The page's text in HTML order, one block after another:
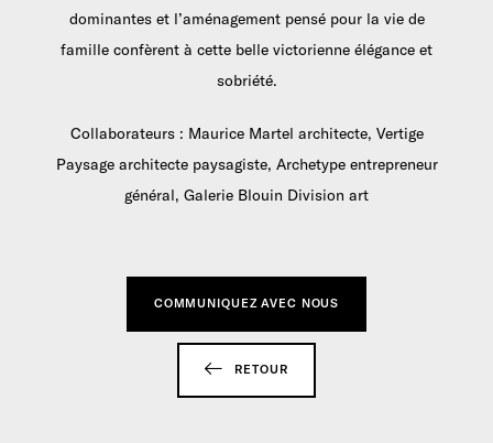
dominantes et l’aménagement pensé pour la vie de
famille confèrent à cette belle victorienne élégance et
sobriété.
Collaborateurs : Maurice Martel architecte, Vertige
Paysage architecte paysagiste, Archetype entrepreneur
général, Galerie Blouin Division art
RETOUR
COMMUNIQUEZ AVEC NOUS